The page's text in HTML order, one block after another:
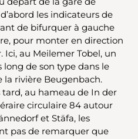
les indicateurs de
de bifurquer à gauche
pour monter en direction
au Meilemer Tobel, un
de son type dans le
la rivière Beugenbach.
au hameau de In der
circulaire 84 autour
et Stäfa, les
pas de remarquer que